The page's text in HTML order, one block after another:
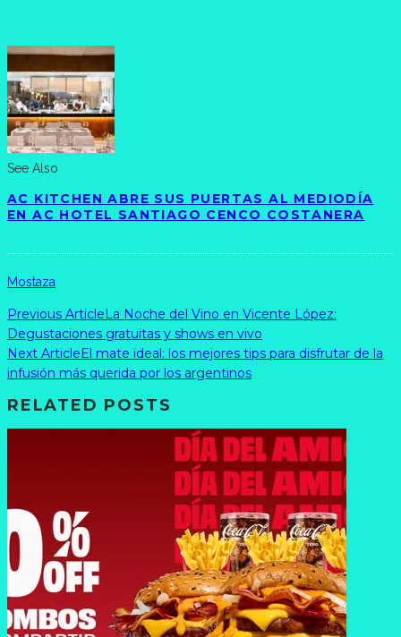
See Also
AC KITCHEN ABRE SUS PUERTAS AL MEDIODÍA
EN AC HOTEL SANTIAGO CENCO COSTANERA
Mostaza
Previous Article La Noche del Vino en Vicente López:
Degustaciones gratuitas y shows en vivo
Next Article El mate ideal: los mejores tips para disfrutar de la
infusión más querida por los argentinos
RELATED POSTS